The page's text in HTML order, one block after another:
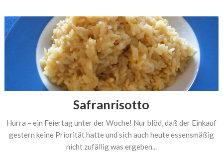
Safranrisotto
Hurra – ein Feiertag unter der Woche! Nur blöd, daß der Einkauf
gestern keine Priorität hatte und sich auch heute essensmäßig
nicht zufällig was ergeben...